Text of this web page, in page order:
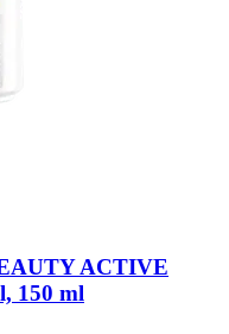
ACTIVE
150 ml